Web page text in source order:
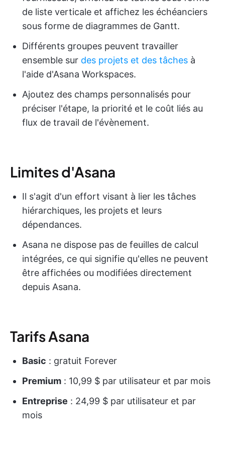
de liste verticale et affichez les échéanciers
sous forme de diagrammes de Gantt.
Différents groupes peuvent travailler
ensemble sur des projets et des tâches à
l'aide d'Asana Workspaces.
Ajoutez des champs personnalisés pour
préciser l'étape, la priorité et le coût liés au
flux de travail de l'évènement.
Limites d'Asana
Il s'agit d'un effort visant à lier les tâches
hiérarchiques, les projets et leurs
dépendances.
Asana ne dispose pas de feuilles de calcul
intégrées, ce qui signifie qu'elles ne peuvent
être affichées ou modifiées directement
depuis Asana.
Tarifs Asana
Basic : gratuit Forever
Premium : 10,99 $ par utilisateur et par mois
Entreprise : 24,99 $ par utilisateur et par
mois